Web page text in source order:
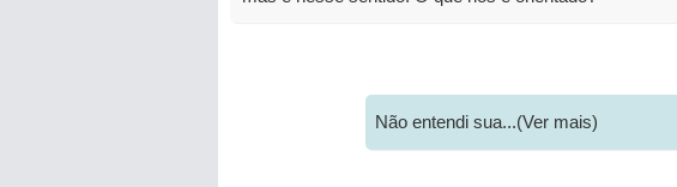
Não entendi sua...(Ver mais)